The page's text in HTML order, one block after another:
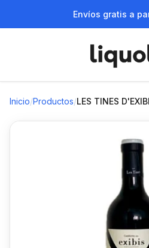
Envíos gratis a
Inicio/Productos/LES TINES